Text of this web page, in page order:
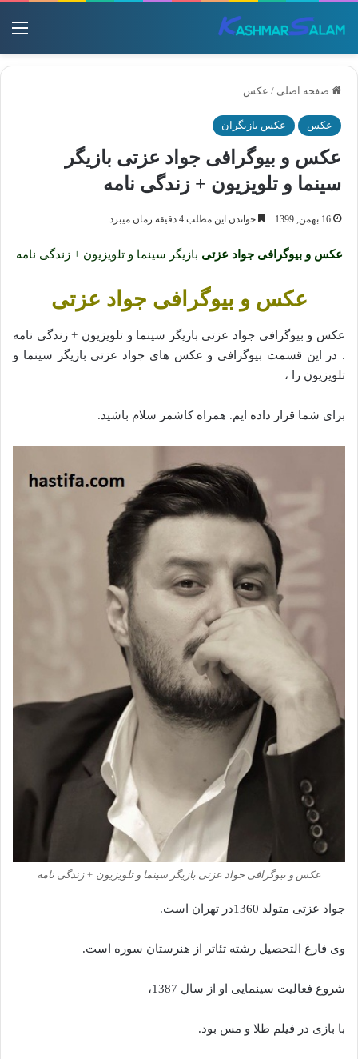
صفحه اصلی / عکس
عکس عکس بازیگران
عکس و بیوگرافی جواد عزتی بازیگر
سینما و تلویزیون + زندگی نامه
16 بهمن, 1399 خواندن این مطلب 4 دقیقه زمان میبرد
عکس و بیوگرافی جواد عزتی بازیگر سینما و تلویزیون + زندگی نامه
عکس و بیوگرافی جواد عزتی
عکس و بیوگرافی جواد عزتی بازیگر سینما و تلویزیون + زندگی نامه
. در این قسمت بیوگرافی و عکس های جواد عزتی بازیگر سینما و
تلویزیون را ،
برای شما قرار داده ایم. همراه کاشمر سلام باشید.
عکس و بیوگرافی جواد عزتی بازیگر سینما و تلویزیون + زندگی نامه
جواد عزتی متولد 1360در تهران است.
وی فارغ التحصیل رشته تئاتر از هنرستان سوره است.
شروع فعالیت سینمایی او از سال 1387،
با بازی در فیلم طلا و مس بود.